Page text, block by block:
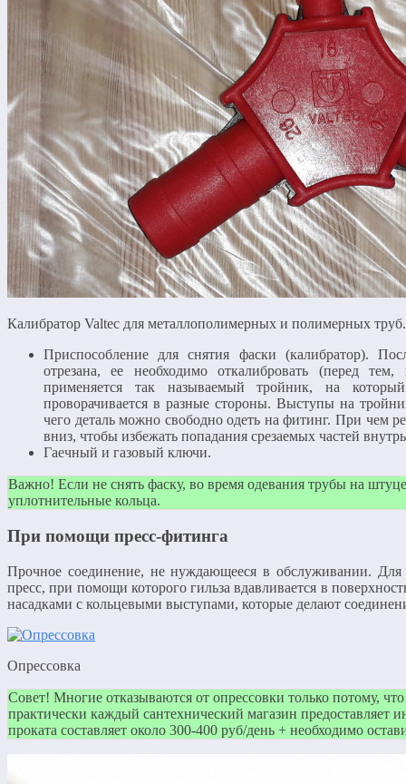
Калибратор Valtec для металлополимерных и полимерных
Приспособление для снятия фаски (калибратор).
отрезана, ее необходимо откалибровать (перед
применяется так называемый тройник, на
проворачивается в разные стороны. Выступы на
чего деталь можно свободно одеть на фитинг. При чем
вниз, чтобы избежать попадания срезаемых частей
Гаечный и газовый ключи.
Важно! Если не снять фаску, во время одевания трубы на
уплотнительные кольца.
При помощи пресс-фитинга
Прочное соединение, не нуждающееся в обслуживании. Для
пресс, при помощи которого гильза вдавливается в
насадками с кольцевыми выступами, которые делают
Опрессовка
Совет! Многие отказываются от опрессовки только потому,
практически каждый сантехнический магазин предоставляет
проката составляет около 300-400 руб/день + необходимо